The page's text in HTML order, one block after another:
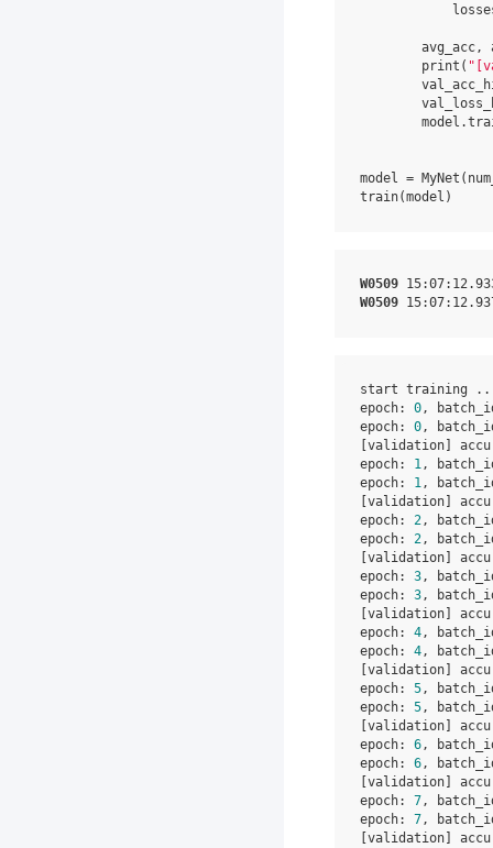
avg_acc,
print (
model .
model = MyNet (
train(model )
W0509 15:07
W0509 15:07
start training
epoch: 0,
epoch: 0,
[validation]
epoch: 1,
epoch: 1,
[validation]
epoch: 2,
epoch: 2,
[validation]
epoch: 3,
epoch: 3,
[validation]
epoch: 4,
epoch: 4,
[validation]
epoch: 5,
epoch: 5,
[validation]
epoch: 6,
epoch: 6,
[validation]
epoch: 7,
epoch: 7,
[validation]